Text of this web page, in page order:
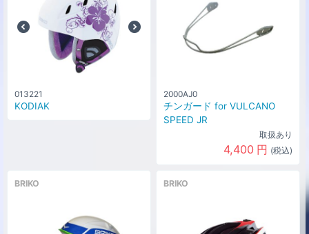
013221
KODIAK
2000AJ0
チンガード for VULCANO
SPEED JR
取扱あり
4,400 円 (税込)
BRIKO BRIKO